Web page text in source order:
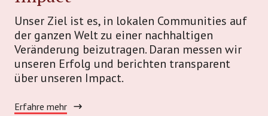
Unser Ziel ist es, in lokalen Communities auf
der ganzen Welt zu einer nachhaltigen
Veränderung beizutragen. Daran messen wir
unseren Erfolg und berichten transparent
über unseren Impact.
Erfahre mehr